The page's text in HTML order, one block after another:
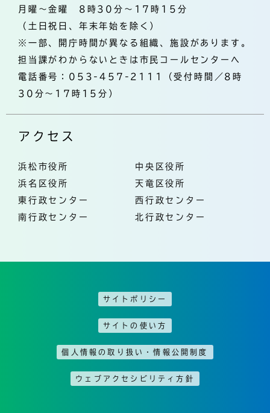
月曜～金曜 8時30分～17時15分
（土日祝日、年末年始を除く）
※一部、開庁時間が異なる組織、施設があります。
担当課がわからないときは市民コールセンターへ
電話番号：053-457-2111（受付時間／8時
30分～17時15分）
アクセス
浜松市役所
中央区役所
浜名区役所
天竜区役所
東行政センター
西行政センター
南行政センター
北行政センター
サイトポリシー
サイトの使い方
個人情報の取り扱い・情報公開制度
ウェブアクセシビリティ方針